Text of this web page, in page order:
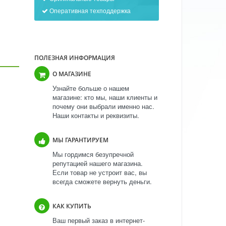
Оперативная техподдержка
ПОЛЕЗНАЯ ИНФОРМАЦИЯ
О МАГАЗИНЕ
Узнайте больше о нашем
магазине: кто мы, наши клиенты и
почему они выбрали именно нас.
Наши контакты и реквизиты.
МЫ ГАРАНТИРУЕМ
Мы гордимся безупречной
репутацией нашего магазина.
Если товар не устроит вас, вы
всегда сможете вернуть деньги.
КАК КУПИТЬ
Ваш первый заказ в интернет-